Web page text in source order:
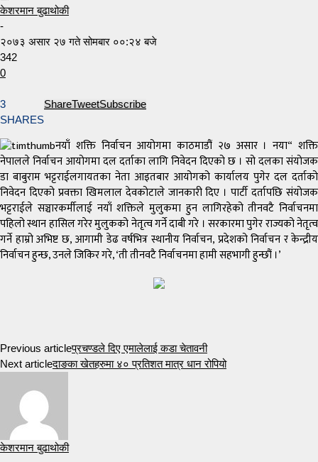
केशरमान बुढाथोकी
-
२०७३ असार २७ गते सोमबार ००:२४ बजे
342
0
3
SHARES
ShareTweetSubscribe
नयाँ शक्ति निर्वाचन आयोगमा काठमाडौं २७ असार । नया“ शक्ति
नेपालले निर्वाचन आयोगमा दल दर्ताका लागि निवेदन दिएको छ । सो दलका संयोजक
डा बाबुराम भट्टराईलगायतका नेता आइतबार आयोगको कार्यालय पुगेर दल दर्ताको
निवेदन दिएको प्रवक्ता खिमलाल देवकोटाले जानकारी दिए । पार्टी दर्तापछि संयोजक
भट्टराईले सञ्चारकर्मीलाई नयाँ शक्तिले मुलुकमा हुन लागिरहेको तीनवटै निर्वाचनमा
पहिलो स्थान हासिल गरेर मुलुकको नेतृत्व गर्ने दाबी गरे । सरकारमा पुगेर राज्यको नेतृत्व
गर्ने हाम्रो अभिष्ट छ, आगामी डेढ वर्षभित्र स्थानीय निर्वाचन, प्रदेशको निर्वाचन र केन्द्रीय
निर्वाचन हुन्छ, उनले जिकिर गरे, ‘ती तीनवटै निर्वाचनमा हामी सहभागी हुन्छौं ।’
Previous articleप्रचण्डले दिए एमालेलाई कडा चेतावनी
Next articleदाङका खेतहरुमा ४० प्रतिशत मात्र धान रोपियो
केशरमान बुढाथोकी